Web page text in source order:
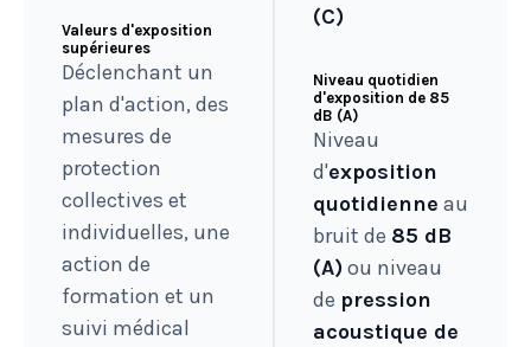
Valeurs d'exposition
supérieures
Déclenchant un
plan d'action, des
mesures de
protection
collectives et
individuelles, une
action de
formation et un
suivi médical
(C)
Niveau quotidien
d'exposition de 85
dB (A)
Niveau
d'exposition
quotidienne au
bruit de 85 dB
(A)ou niveau
de pression
acoustique de